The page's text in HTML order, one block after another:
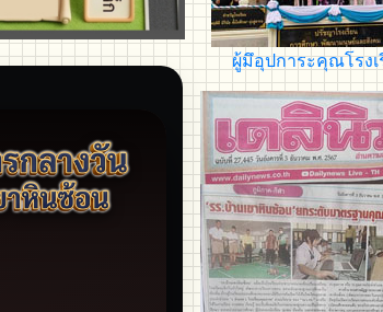
ผู้มึอุปการะคุณโรงเ